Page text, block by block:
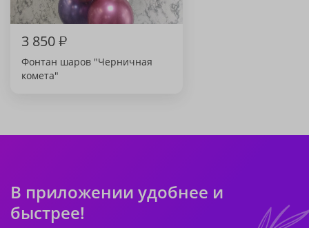
3 850₽
Фонтан шаров "Черничная
комета"
В приложении удобнее и
быстрее!